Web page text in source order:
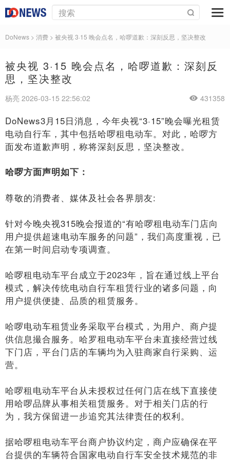
DoNews > 消费 > 被央视 3·15 晚会点名，哈啰道歉：深刻反思，坚决整改
被央视 3·15 晚会点名，哈啰道歉：深刻反
思，坚决整改
杨亮 2026-03-15 22:56:02 431358
DoNews3月15日消息，今年央视“3·15”晚会曝光租赁
电动自行车，其中包括哈啰租电动车。对此，哈啰方
面发布道歉声明，称将深刻反思，坚决整改。
哈啰方面声明如下：
尊敬的消费者、媒体及社会各界朋友:
针对今晚央视315晚会报道的“有哈啰租电动车门店向
用户提供超速电动车服务的问题”，我们高度重视，已
在第一时间启动专项调查。
哈啰租电动车平台成立于2023年，旨在通过线上平台
模式，解决传统电动自行车租赁行业的诸多问题，向
用户提供便捷、品质的租赁服务。
哈啰电动车租赁业务采取平台模式，为用户、商户提
供信息撮合服务。哈罗租电动车平台未直接经营过线
下门店，平台门店的车辆均为入驻商家自行采购、运
营。
哈啰租电动车平台从未授权过任何门店在线下直接使
用哈啰品牌从事相关租赁服务。对于相关门店的行
为，我方保留进一步追究其法律责任的权利。
据哈啰租电动车平台商户协议约定，商户应确保在平
台提供的车辆符合国家电动自行车安全技术规范的非